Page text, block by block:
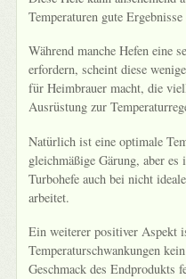
Temperaturen gute
Während manche Hefen eine
erfordern, scheint diese
für Heimbrauer macht, die
Ausrüstung zur
Natürlich ist eine optimale
gleichmäßige Gärung, aber
Turbohefe auch bei nicht
arbeitet.
Ein weiterer positiver Aspekt
Temperaturschwankungen
Geschmack des Endprodukts